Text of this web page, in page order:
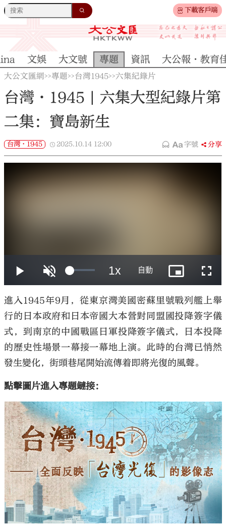
下載客戶端
文娛 大文號 專題 資訊 大公報·教育
大公文匯網>>專題>> 台灣1945>>六集紀錄片
台灣·1945 | 六集大型紀錄片第
二集：寶島新生
台灣·1945 2025.10.14 12:00 字號 分享
進入1945年9月，從東京灣美國密蘇里號戰列艦上舉
行的日本政府和日本帝國大本營對同盟國投降簽字儀
式，到南京的中國戰區日軍投降簽字儀式，日本投降
的歷史性場景一幕接一幕地上演。此時的台灣已悄然
發生變化，街頭巷尾開始流傳着即將光復的風聲。
點擊圖片進入專題鏈接：